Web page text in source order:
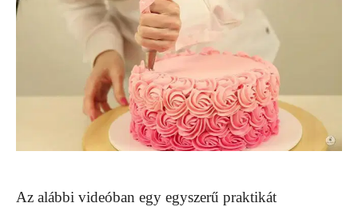
Az alábbi videóban egy egyszerű praktikát